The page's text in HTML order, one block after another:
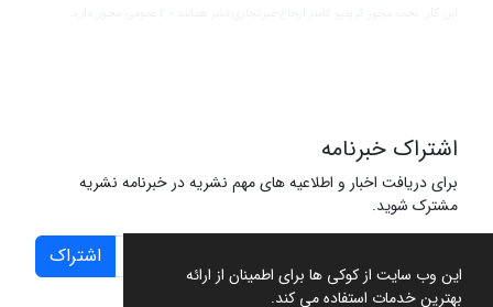
این وب سایت از کوکی ها برای اطمینان از ارائه
بهترین خدمات استفاده می کند.
اشتراک خبرنامه
برای دریافت اخبار و اطلاعیه های مهم نشریه در خبرنامه نشریه
مشترک شوید.
اشتراک